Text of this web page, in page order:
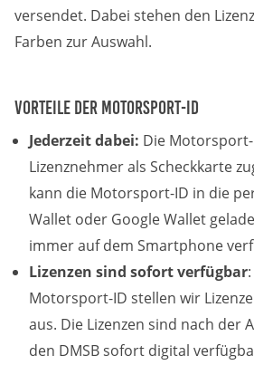
versendet. Dabei stehen den
Farben zur Auswahl.
Vorteile der Motorsport-ID
Jederzeit dabei: Die
Lizenznehmer als Scheckkarte
kann die Motorsport-ID in die
Wallet oder Google Wallet
immer auf dem Smartphone
Lizenzen sind sofort verfügbar
Motorsport-ID stellen wir
aus. Die Lizenzen sind nach der
den DMSB sofort digital